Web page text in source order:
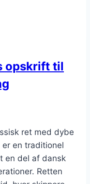
opskrift til
ret med dybe
en traditionel
en del af dansk
Retten